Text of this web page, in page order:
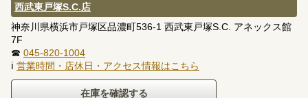
西武東戸塚S.C.店
神奈川県横浜市戸塚区品濃町536-1 西武東戸塚S.C. アネックス館
7F
☎ 045-820-1004
ℹ 営業時間・店休日・アクセス情報はこちら